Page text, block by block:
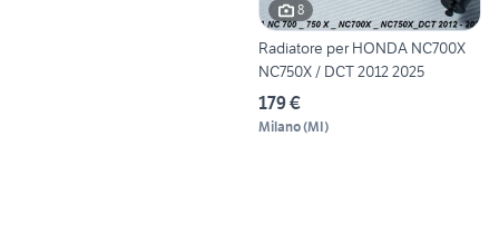
8
Radiatore per HONDA NC700X
NC750X / DCT 2012 2025
179 €
Milano(MI)